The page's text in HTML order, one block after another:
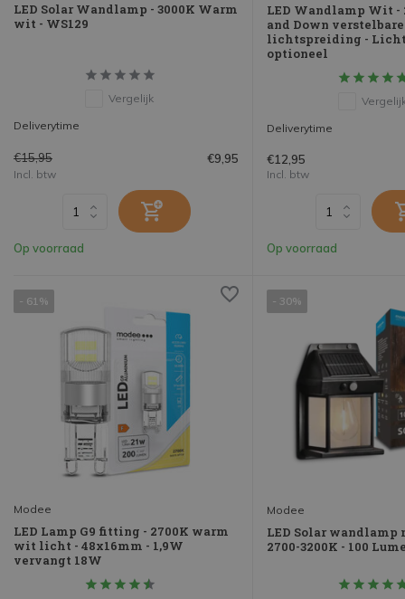
LED Solar Wandlamp - 3000K Warm
wit - WS129
Vergelijk
Deliverytime
€15,95 €9,95
Incl. btw
Op voorraad
LED Wandlamp Wit -
and Down verstelbare
lichtspreiding -
optioneel
Deliverytime
€12,95
Incl. btw
Op voorraad
- 61%
Modee
LED Lamp G9 fitting - 2700K warm
wit licht - 48x16mm - 1,9W
vervangt 18W
- 30%
Modee
LED Solar wandlamp
2700-3200K - 100